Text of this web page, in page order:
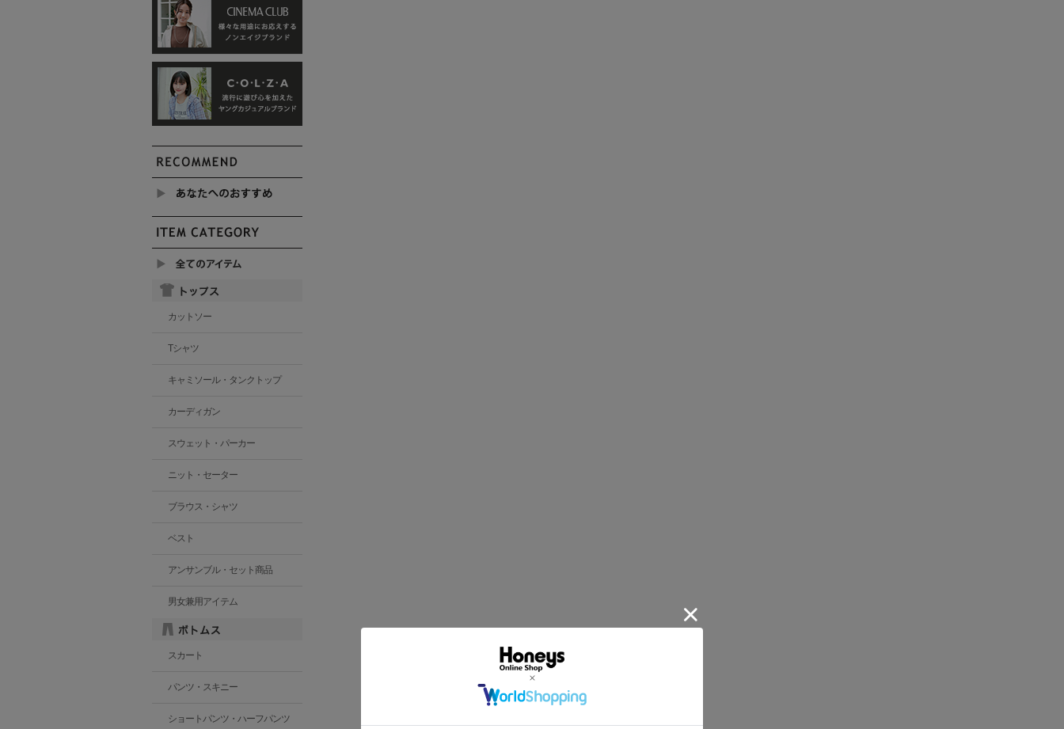
カットソー
Tシャツ
キャミソール・タンクトップ
カーディガン
スウェット・パーカー
ニット・セーター
ブラウス・シャツ
ベスト
アンサンブル・セット商品
男女兼用アイテム
スカート
パンツ・スキニー
ショートパンツ・ハーフパンツ